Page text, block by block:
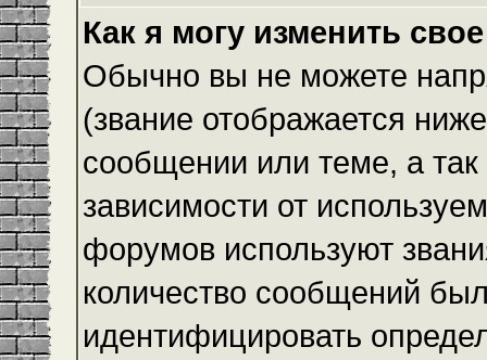
Как я могу изменить
Обычно вы не можете
(звание отображается
сообщении или теме, а
зависимости от
форумов используют
количество сообщений
идентифицировать